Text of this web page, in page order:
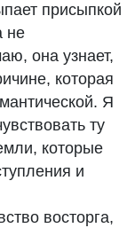
присыпкой
не
она узнает,
которая
Я
ту
которые
и
восторга,